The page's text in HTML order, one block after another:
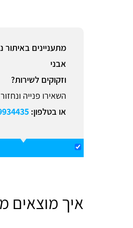
מתעניינים באיתור
אבני
וזקוקים לשירות?
השאירו פנייה
או בטלפון:
איך מוצאים